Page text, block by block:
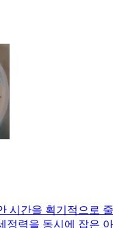
시간을 획기적으로
정력을 동시에 잡은